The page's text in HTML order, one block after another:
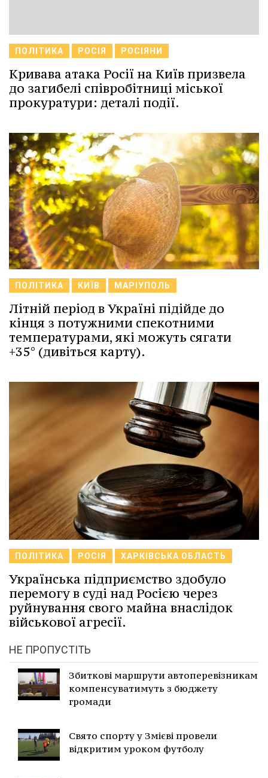
ПОЛІТИКА РОСІЯ РОСІЯНИ
Кривава атака Росії на Київ призвела
до загибелі співробітниці міської
прокуратури: деталі події.
ПОЛІТИКА КИЇВ МАРІУПОЛЬ
Літній період в Україні підійде до
кінця з потужними спекотними
температурами, які можуть сягати
+35° (дивіться карту).
ПОЛІТИКА РОСІЯ ХАРКІВСЬКА ОБЛАСТЬ
Українська підприємство здобуло
перемогу в суді над Росією через
руйнування свого майна внаслідок
військової агресії.
НЕ ПРОПУСТІТЬ
Збиткові маршрути автоперевізникам
компенсуватимуть з бюджету
громади
Свято спорту у Змієві провели
відкритим уроком футболу